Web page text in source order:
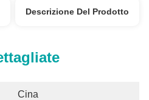
Descrizione Del Prodotto
Cina